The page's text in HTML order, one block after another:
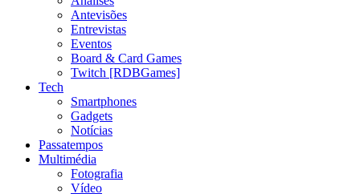
Antevisões
Entrevistas
Eventos
Board & Card Games
Twitch [RDBGames]
Tech
Smartphones
Gadgets
Notícias
Passatempos
Multimédia
Fotografia
Vídeo